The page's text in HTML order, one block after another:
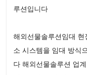
루션입니다
해외선물솔루션임대
소 시스템을 임대 방식
다 해외선물솔루션 업